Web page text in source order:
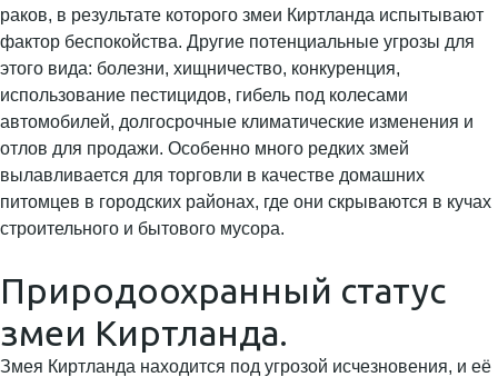
раков, в результате которого змеи Киртланда испытывают
фактор беспокойства. Другие потенциальные угрозы для
этого вида: болезни, хищничество, конкуренция,
использование пестицидов, гибель под колесами
автомобилей, долгосрочные климатические изменения и
отлов для продажи. Особенно много редких змей
вылавливается для торговли в качестве домашних
питомцев в городских районах, где они скрываются в кучах
строительного и бытового мусора.
Природоохранный статус
змеи Киртланда.
Змея Киртланда находится под угрозой исчезновения, и её